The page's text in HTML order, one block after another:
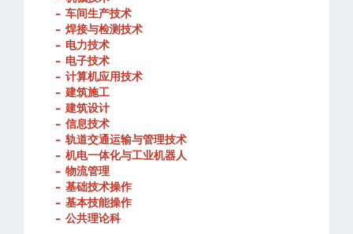
- 机械技术
- 车间生产技术
- 焊接与检测技术
- 电力技术
- 电子技术
-计算机应用技术
-建筑施工
- 建筑设计
- 信息技术
- 轨道交通运输与管理技术
- 机电一体化与工业机器人
- 物流管理
- 基础技术操作
- 基本技能操作